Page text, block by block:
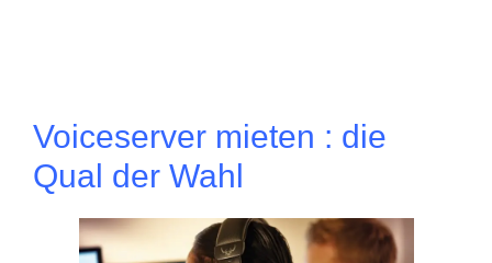
Voiceserver mieten : die
Qual der Wahl